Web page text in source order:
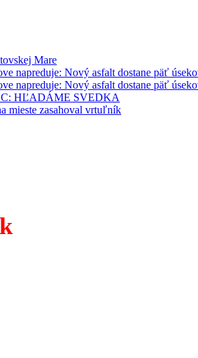
Mare
napreduje: Nový asfalt dostane päť
napreduje: Nový asfalt dostane päť
HĽADÁME SVEDKA
mieste zasahoval vrtuľník